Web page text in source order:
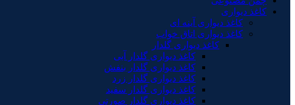
کاغذ دیواری
کاغذ دیواری آینه ای
کاغذ دیواری اتاق خواب
کاغذ دیواری گلدار
کاغذ دیواری گلدار آبی
کاغذ دیواری گلدار بنفش
کاغذ دیواری گلدار زرد
کاغذ دیواری گلدار سفید
کاغذ دیواری گلدار صورتی